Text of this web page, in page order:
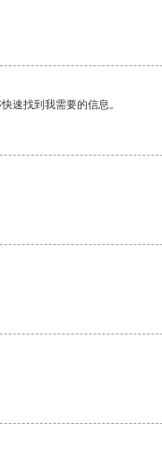
速找到我需要的信息。